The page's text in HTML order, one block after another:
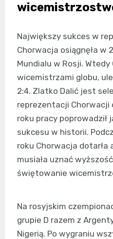
Największy sukces w
Chorwacja osiągnęła w
Mundialu w Rosji.
wicemistrzami globu,
2:4. Zlatko Dalić jest
reprezentacji Chorwacji
roku pracy poprowadził
sukcesu w historii.
roku Chorwacja dotarła
musiała uznać
świętowanie
Na rosyjskim
grupie D razem z
Nigerią. Po wygraniu